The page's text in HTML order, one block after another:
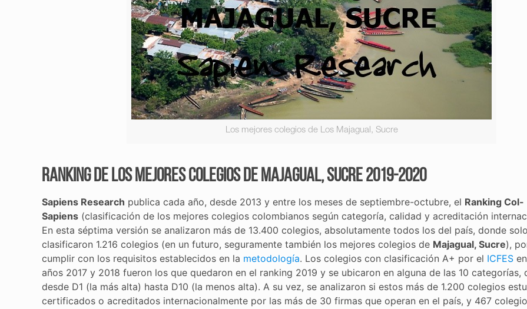
Los mejores colegios de Los Majagual, Sucre
Ranking de los mejores colegios de Majagual, Sucre 2019-2020
Sapiens Research publica cada año, desde 2013 y entre los meses de septiembre-octubre, el Ranking Col-
Sapiens(clasificación de los mejores colegios colombianos según categoría, calidad y acreditación
En esta séptima versión se analizaron más de 13.400 colegios, absolutamente todos los del país, donde solo
clasificaron 1.216 colegios (en un futuro, seguramente también los mejores colegios de Majagual, Sucre),
cumplir con los requisitos establecidos en la metodología. Los colegios con clasificación A+ por el ICFES
años 2017 y 2018 fueron los que quedaron en el ranking 2019 y se ubicaron en alguna de las 10 categorías,
desde D1 (la más alta) hasta D10 (la menos alta). A su vez, se analizaron si estos más de 1.200 colegios
certificados o acreditados internacionalmente por las más de 30 firmas que operan en el país, y 467